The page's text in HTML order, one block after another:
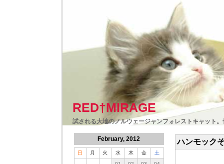
RED†MIRAGE
試される大地のノルウェージャンフォレストキャット
February, 2012
日 月 火 水 木 金
土
ハンモック